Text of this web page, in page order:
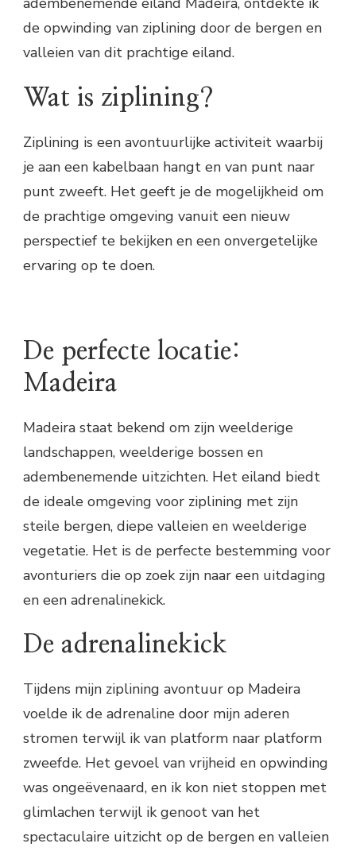
de opwinding van ziplining door de bergen en
valleien van dit prachtige eiland.
Wat is ziplining?
Ziplining is een avontuurlijke activiteit waarbij
je aan een kabelbaan hangt en van punt naar
punt zweeft. Het geeft je de mogelijkheid om
de prachtige omgeving vanuit een nieuw
perspectief te bekijken en een onvergetelijke
ervaring op te doen.
De perfecte locatie:
Madeira
Madeira staat bekend om zijn weelderige
landschappen, weelderige bossen en
adembenemende uitzichten. Het eiland biedt
de ideale omgeving voor ziplining met zijn
steile bergen, diepe valleien en weelderige
vegetatie. Het is de perfecte bestemming voor
avonturiers die op zoek zijn naar een uitdaging
en een adrenalinekick.
De adrenalinekick
Tijdens mijn ziplining avontuur op Madeira
voelde ik de adrenaline door mijn aderen
stromen terwijl ik van platform naar platform
zweefde. Het gevoel van vrijheid en opwinding
was ongeëvenaard, en ik kon niet stoppen met
glimlachen terwijl ik genoot van het
spectaculaire uitzicht op de bergen en valleien